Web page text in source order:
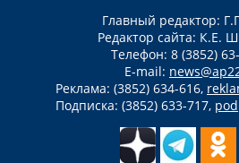
Главный редактор:
Редактор сайта: К.Е.
Телефон: 8 (3852)
E-mail:
Реклама: (3852) 634-616,
Подписка: (3852) 633-717,